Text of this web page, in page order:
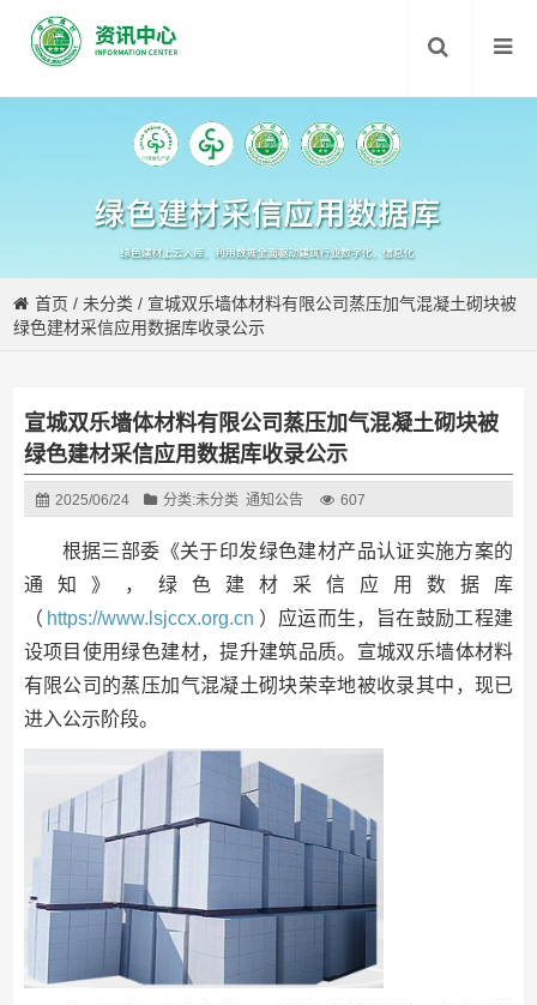
首页 /未分类 / 宣城双乐墙体材料有限公司蒸压加气混凝土砌块被
绿色建材采信应用数据库收录公示
宣城双乐墙体材料有限公司蒸压加气混凝土砌块被
绿色建材采信应用数据库收录公示
2025/06/24 分类:未分类 通知公告 607
根据三部委《关于印发绿色建材产品认证实施方案的
通知》，绿色建材采信应用数据库
（ https://www.lsjccx.org.cn ）应运而生，旨在鼓励工程建
设项目使用绿色建材，提升建筑品质。宣城双乐墙体材料
有限公司的蒸压加气混凝土砌块荣幸地被收录其中，现已
进入公示阶段。